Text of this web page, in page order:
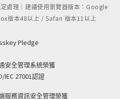
處理｜建議使用瀏覽器版本：Google
版本48以上 / Safari 版本11以上
Pledge
安全管理系統榮獲
IEC 27001認證
服務資訊安全管理榮獲